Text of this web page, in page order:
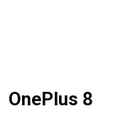
OnePlus 8